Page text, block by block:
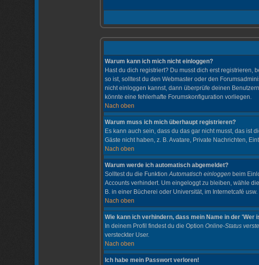
Warum kann ich mich nicht einloggen?
Hast du dich registriert? Du musst dich erst registrieren,
so ist, solltest du den Webmaster oder den
nicht einloggen kannst, dann überprüfe deinen
könnte eine fehlerhafte Forumskonfiguration vorliegen.
Nach oben
Warum muss ich mich überhaupt registrieren?
Es kann auch sein, dass du das gar nicht musst, das ist
Gäste nicht haben, z. B. Avatare, Private Nachrichten,
Nach oben
Warum werde ich automatisch abgemeldet?
Solltest du die FunktionAutomatisch einloggen beim
Accounts verhindert. Um eingeloggt zu bleiben, wähle
B. in einer Bücherei oder Universität, im Internetcafé usw.
Nach oben
Wie kann ich verhindern, dass mein Name in der 'Wer
In deinem Profil findest du die Option Online-Status
versteckter User.
Nach oben
Ich habe mein Passwort verloren!